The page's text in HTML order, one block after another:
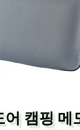
어 캠핑 메